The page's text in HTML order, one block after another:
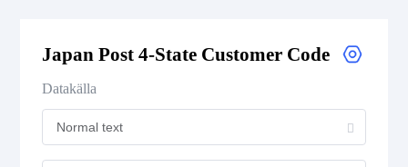
Deutsche Post Identcode
Japan Post 4-State Customer Code
Datakälla